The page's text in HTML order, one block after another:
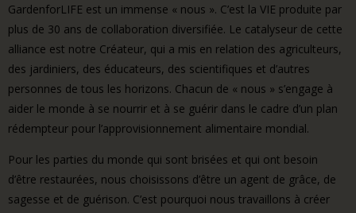
GardenforLIFE est un immense « nous ». C’est la VIE produite par
plus de 30 ans de collaboration diversifiée. Le catalyseur de cette
alliance est notre Créateur, qui a mis en relation des agriculteurs,
des jardiniers, des éducateurs, des scientifiques et d’autres
personnes de tous les horizons. Chacun de « nous » s’engage à
aider le monde à se nourrir et à se guérir dans le cadre d’un plan
rédempteur pour l’approvisionnement alimentaire mondial.
Pour les parties du monde qui sont brisées et qui ont besoin
d’être restaurées, nous choisissons d’être un agent de grâce, de
sagesse et de guérison. C’est pourquoi nous travaillons à créer